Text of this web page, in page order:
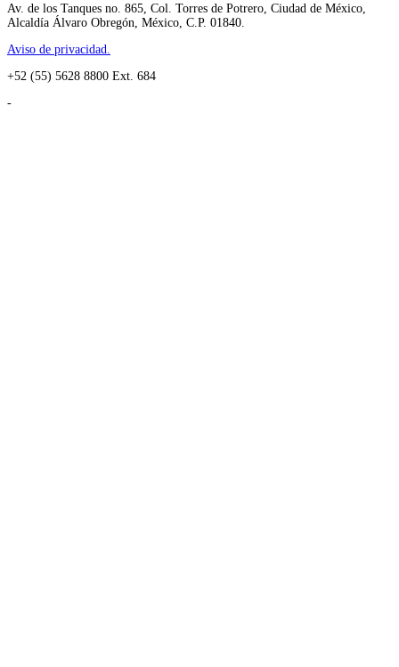
Av. de los Tanques no. 865, Col. Torres de Potrero, Ciudad de México,
Alcaldía Álvaro Obregón, México, C.P. 01840.
Aviso de privacidad.
+52 (55) 5628 8800 Ext. 684
-